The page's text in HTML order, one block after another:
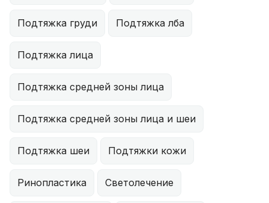
Подтяжка груди Подтяжка лба
Подтяжка лица
Подтяжка средней зоны лица
Подтяжка средней зоны лица и шеи
Подтяжка шеи Подтяжки кожи
Ринопластика Светолечение